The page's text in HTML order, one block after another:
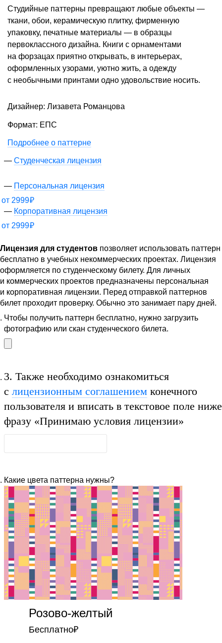
Студийные паттерны превращают любые объекты —
ткани, обои, керамическую плитку, фирменную
упаковку, печатные материалы — в образцы
первоклассного дизайна. Книги с орнаментами
на форзацах приятно открывать, в интерьерах,
оформленных узорами, уютно жить, а одежду
с необычными принтами одно удовольствие носить.
Дизайнер: Лизавета Романцова
Формат: ЕПС
Подробнее о паттерне
Студенческая лицензия
Персональная лицензия
от 2999₽
Корпоративная лицензия
от 2999₽
Лицензия для студентов позволяет использовать паттерн
бесплатно в учебных некоммерческих проектах. Лицензия
оформляется по студенческому билету. Для личных
и коммерческих проектов предназначены персональная
и корпоративная лицензии. Перед отправкой паттернов
билет проходит проверку. Обычно это занимает пару дней.
Чтобы получить паттерн бесплатно, нужно загрузить
фотографию или скан студенческого билета.
3. Также необходимо ознакомиться
с лицензионным соглашением конечного
пользователя и вписать в текстовое поле ниже
фразу «Принимаю условия лицензии»
Какие цвета паттерна нужны?
Розово-желтый
Бесплатно₽